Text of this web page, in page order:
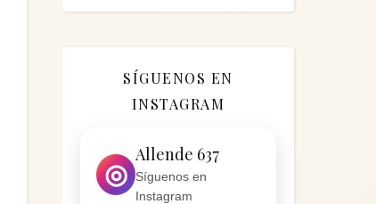
SÍGUENOS EN
INSTAGRAM
◎
Allende 637
Síguenos en
Instagram